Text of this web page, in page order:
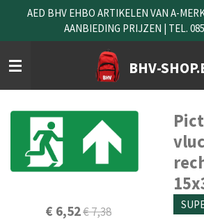
naar
de
hoofdinhoud
BHV-
AED BHV EHBO ARTIKELEN VAN A-
AANBIEDING PRIJZEN | TEL.
€ 6,52€ 7,38